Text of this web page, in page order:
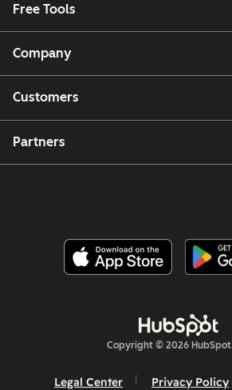
Free Tools
Company
Customers
Partners
Copyright © 2026
Legal Center Privacy Policy